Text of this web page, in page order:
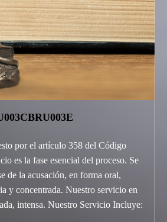
por el artículo 358 del Código
es la fase esencial del proceso. Se
de la acusación, en forma oral,
y concentrada. Nuestro servicio en
intensa. Nuestro Servicio Incluye: